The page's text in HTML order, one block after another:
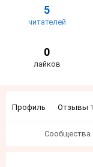
5
читателей
0
лайков
Профиль Отзывы 1
Сообщества